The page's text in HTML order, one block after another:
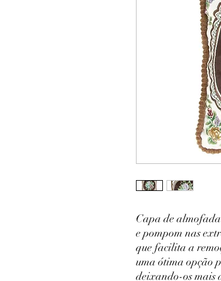
Capa de
e pompom nas
que facilita a
uma ótima opção
deixando-os mais